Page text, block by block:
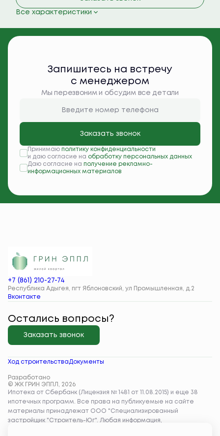
Все характеристики
Запишитесь на встречу
с менеджером
Мы перезвоним и обсудим все детали
Заказать звонок
Принимаю политику конфиденциальности
и даю согласие на обработку персональных данных
Даю согласие на получение рекламно-
информационных материалов
+7 (861) 210-27-74
Республика Адыгея, пгт Яблоновский, ул Промышленная, д.2
Вконтакте
Ход строительстваДокументы
Разработано
© ЖК ГРИН ЭППЛ, 2026
Остались вопросы?
Заказать звонок